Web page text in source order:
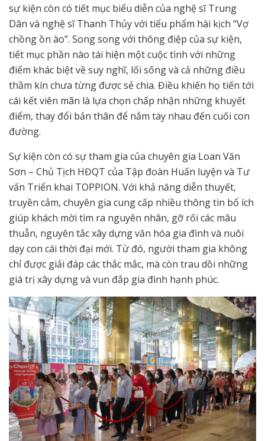
sự kiện còn có tiết mục biểu diễn của nghệ sĩ Trung
Dân và nghệ sĩ Thanh Thủy với tiểu phẩm hài kịch “Vợ
chồng ồn ào”. Song song với thông điệp của sự kiện,
tiết mục phần nào tái hiện một cuộc tình với những
điểm khác biệt về suy nghĩ, lối sống và cả những điều
thầm kín chưa từng được sẻ chia. Điều khiến họ tiến tới
cái kết viên mãn là lựa chọn chấp nhận những khuyết
điểm, thay đổi bản thân để nắm tay nhau đến cuối con
đường.
Sự kiện còn có sự tham gia của chuyên gia Loan Văn
Sơn – Chủ Tịch HĐQT của Tập đoàn Huấn luyện và Tư
vấn Triển khai TOPPION. Với khả năng diễn thuyết,
truyền cảm, chuyên gia cung cấp nhiều thông tin bổ ích
giúp khách mời tìm ra nguyên nhân, gỡ rối các mâu
thuẫn, nguyên tắc xây dựng văn hóa gia đình và nuôi
dạy con cái thời đại mới. Từ đó, người tham gia không
chỉ được giải đáp các thắc mắc, mà còn trau dồi những
giá trị xây dựng và vun đắp gia đình hạnh phúc.